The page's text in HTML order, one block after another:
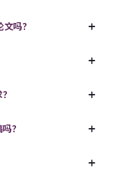
吗？
？